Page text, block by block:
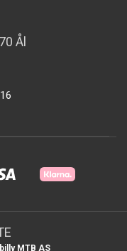
Ål
MTB AS